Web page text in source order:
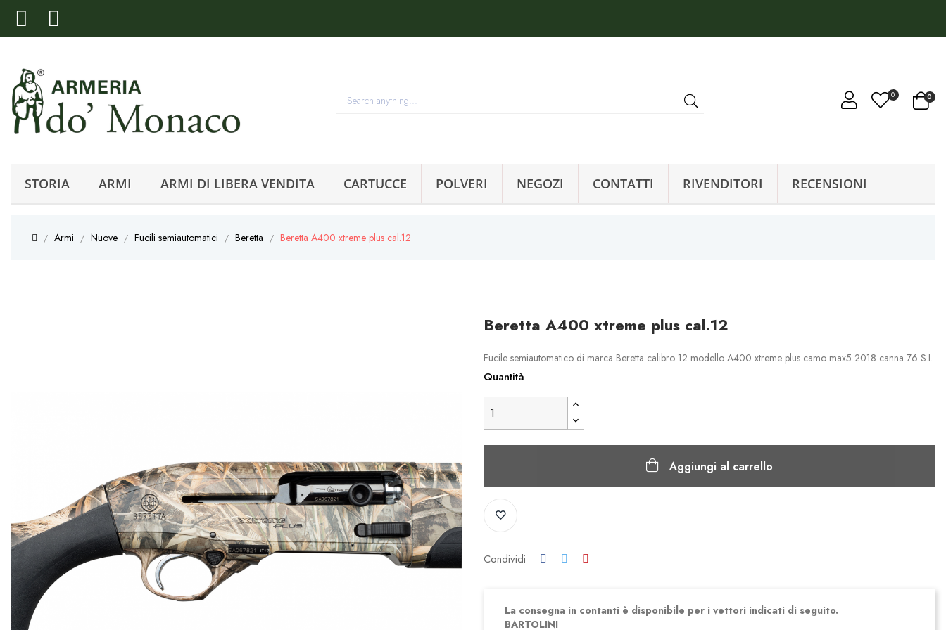
0 0
STORIA ARMI ARMI DI LIBERA VENDITA CARTUCCE POLVERI NEGOZI CONTATTI RIVENDITORI RECENSIONI
Armi Nuove Fucili semiautomatici Beretta Beretta A400 xtreme plus cal.12
Beretta A400 xtreme plus cal.12
Fucile semiautomatico di marca Beretta calibro 12 modello A400 xtreme plus camo max5 2018 canna 76 S.I.
Quantità
Aggiungi al carrello
Condividi
La consegna in contanti è disponibile per i vettori indicati di seguito.
BARTOLINI